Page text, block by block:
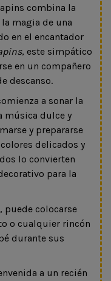
combina la
magia de una
en el encantador
, este simpático
en un compañero
descanso.
a sonar la
música dulce y
y prepararse
delicados y
lo convierten
para la
puede colocarse
o cualquier rincón
durante sus
a un recién